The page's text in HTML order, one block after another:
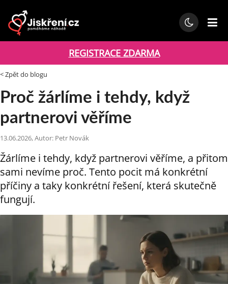
REGISTRACE ZDARMA
< Zpět do blogu
Proč žárlíme i tehdy, když
partnerovi věříme
13.06.2026, Autor: Petr Novák
Žárlíme i tehdy, když partnerovi věříme, a přitom
sami nevíme proč. Tento pocit má konkrétní
příčiny a taky konkrétní řešení, která skutečně
fungují.